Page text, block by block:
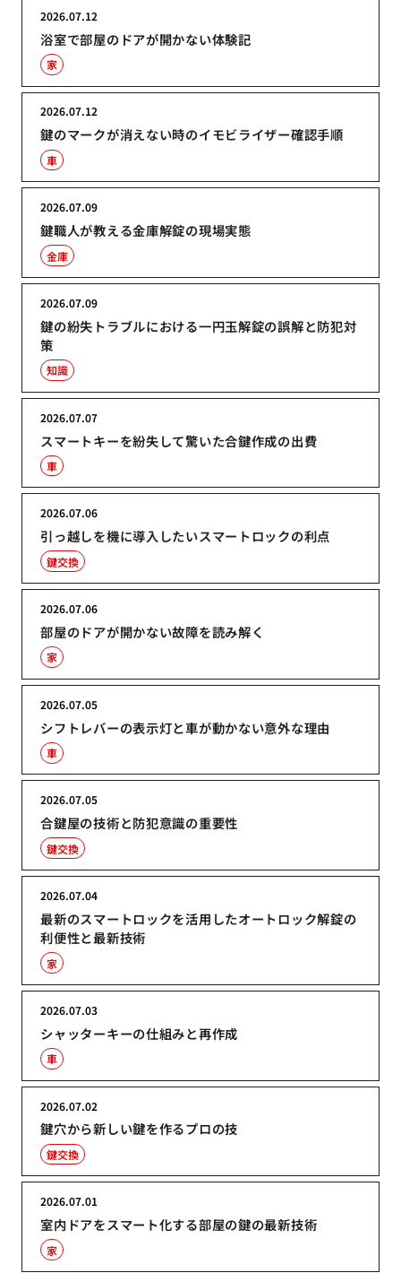
浴室で部屋のドアが開かない体験記
2026.07.12
家
鍵のマークが消えない時のイモビライザー確認手順
2026.07.12
車
鍵職人が教える金庫解錠の現場実態
2026.07.09
金庫
鍵の紛失トラブルにおける一円玉解錠の誤解と防犯対
策
2026.07.09
知識
スマートキーを紛失して驚いた合鍵作成の出費
2026.07.07
車
引っ越しを機に導入したいスマートロックの利点
2026.07.06
鍵交換
部屋のドアが開かない故障を読み解く
2026.07.06
家
シフトレバーの表示灯と車が動かない意外な理由
2026.07.05
車
合鍵屋の技術と防犯意識の重要性
2026.07.05
鍵交換
最新のスマートロックを活用したオートロック解錠の
利便性と最新技術
2026.07.04
家
シャッターキーの仕組みと再作成
2026.07.03
車
鍵穴から新しい鍵を作るプロの技
2026.07.02
鍵交換
室内ドアをスマート化する部屋の鍵の最新技術
2026.07.01
家